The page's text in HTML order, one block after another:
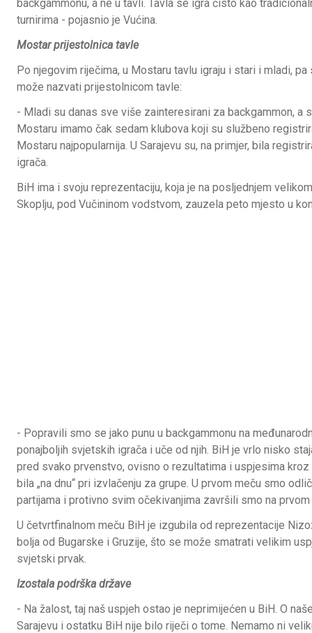
backgammonu, a ne u tavli. Tavla se igra čisto kao
turnirima - pojasnio je Vućina.
Mostar prijestolnica tavle
Po njegovim riječima, u Mostaru tavlu igraju i stari i mladi, pa
može nazvati prijestolnicom tavle:
- Mladi su danas sve više zainteresirani za backgammon, a
Mostaru imamo čak sedam klubova koji su službeno
Mostaru najpopularnija. U Sarajevu su, na primjer, bila
igrača.
BiH ima i svoju reprezentaciju, koja je na posljednjem
Skoplju, pod Vučininom vodstvom, zauzela peto mjesto u
- Popravili smo se jako punu u backgammonu na
ponajboljih svjetskih igrača i uče od njih. BiH je vrlo nisko
pred svako prvenstvo, ovisno o rezultatima i uspjesima
bila „na dnu“ pri izvlačenju za grupe. U prvom meču smo
partijama i protivno svim očekivanjima završili smo na
U četvrtfinalnom meču BiH je izgubila od reprezentacije
bolja od Bugarske i Gruzije, što se može smatrati velikim
svjetski prvak.
Izostala podrška države
- Na žalost, taj naš uspjeh ostao je neprimijećen u BiH. O
Sarajevu i ostatku BiH nije bilo riječi o tome. Nemamo ni